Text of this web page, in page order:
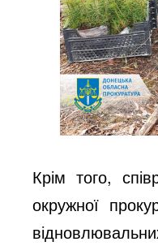
Крім того,
окружної